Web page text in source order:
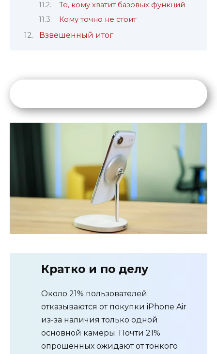
Те, кому хватит базовых функций
Кому точно не стоит
Взвешенный итог
Кратко и по делу
Около 21% пользователей
отказываются от покупки iPhone Air
из-за наличия только одной
основной камеры. Почти 21%
опрошенных ожидают от тонкого